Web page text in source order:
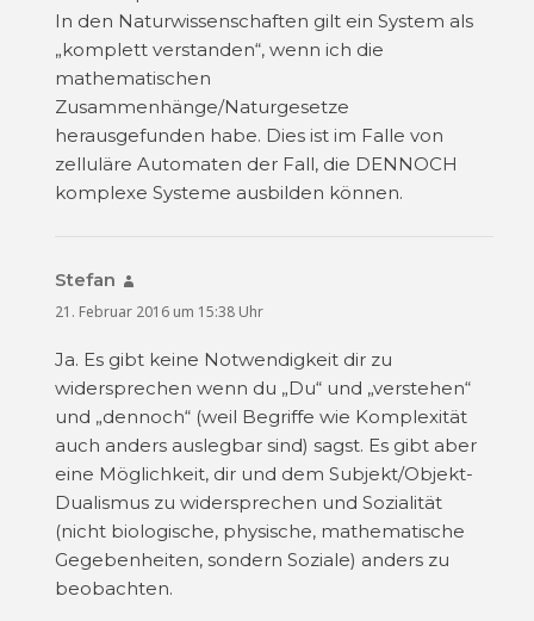
In den Naturwissenschaften gilt ein System als
„komplett verstanden“, wenn ich die
mathematischen
Zusammenhänge/Naturgesetze
herausgefunden habe. Dies ist im Falle von
zelluläre Automaten der Fall, die DENNOCH
komplexe Systeme ausbilden können.
Stefan
21. Februar 2016 um 15:38 Uhr
Ja. Es gibt keine Notwendigkeit dir zu
widersprechen wenn du „Du“ und „verstehen“
und „dennoch“ (weil Begriffe wie Komplexität
auch anders auslegbar sind) sagst. Es gibt aber
eine Möglichkeit, dir und dem Subjekt/Objekt-
Dualismus zu widersprechen und Sozialität
(nicht biologische, physische, mathematische
Gegebenheiten, sondern Soziale) anders zu
beobachten.